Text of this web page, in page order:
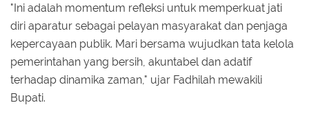
"Ini adalah momentum refleksi untuk memperkuat jati
diri aparatur sebagai pelayan masyarakat dan penjaga
kepercayaan publik. Mari bersama wujudkan tata kelola
pemerintahan yang bersih, akuntabel dan adatif
terhadap dinamika zaman," ujar Fadhilah mewakili
Bupati.